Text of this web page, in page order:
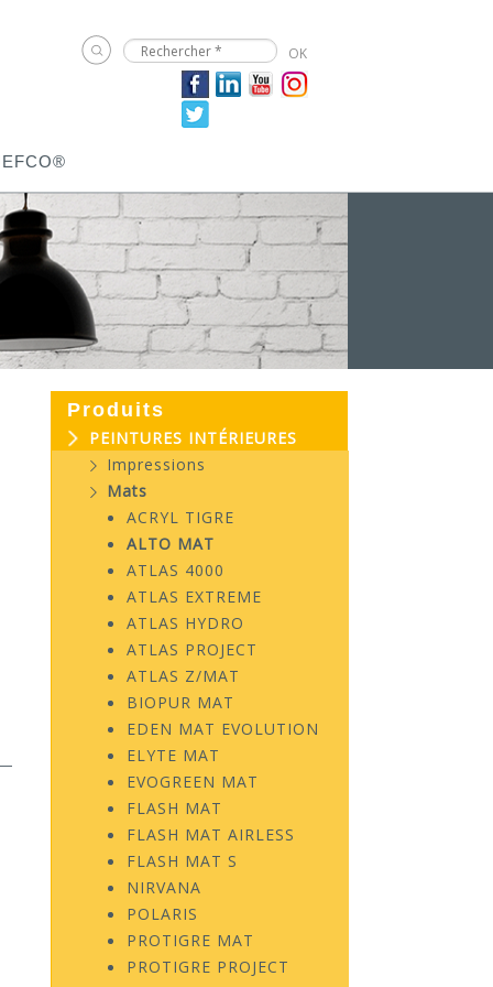
Produits
PEINTURES INTÉRIEURES
Impressions
Mats
ACRYL TIGRE
ALTO MAT
ATLAS 4000
ATLAS EXTREME
ATLAS HYDRO
ATLAS PROJECT
ATLAS Z/MAT
BIOPUR MAT
EDEN MAT EVOLUTION
ELYTE MAT
EVOGREEN MAT
FLASH MAT
FLASH MAT AIRLESS
FLASH MAT S
NIRVANA
POLARIS
PROTIGRE MAT
PROTIGRE PROJECT